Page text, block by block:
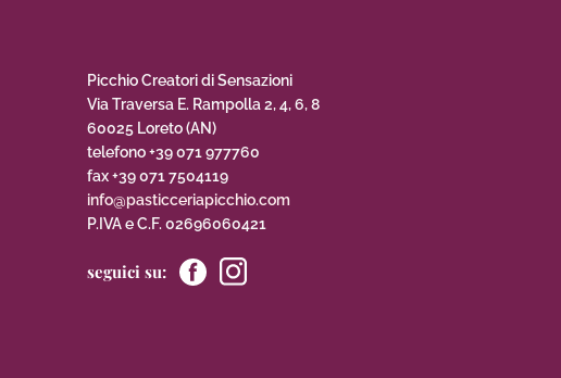
Picchio Creatori di Sensazioni
Via Traversa E. Rampolla 2, 4, 6, 8
60025 Loreto (AN)
telefono +39 071 977760
fax +39 071 7504119
info@pasticceriapicchio.com
P.IVA e C.F. 02696060421
seguici su: